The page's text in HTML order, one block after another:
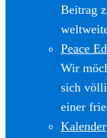
Beitrag
Peace
Wir
sich
einer
Kalender